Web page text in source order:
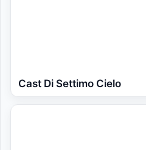
Cast Di Settimo Cielo